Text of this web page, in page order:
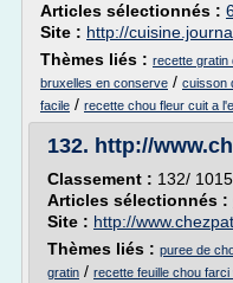
Articles sélectionnés :
Site : http://
Thèmes liés : recette gratin
bruxelles en conserve / cuisson
facile / recette chou fleur cuit a
132. http://
Classement : 132/ 1015
Articles sélectionnés :
Site : http://
Thèmes liés : puree de
gratin / recette feuille chou